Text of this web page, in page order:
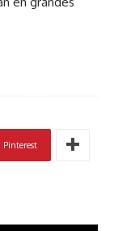
Pinterest